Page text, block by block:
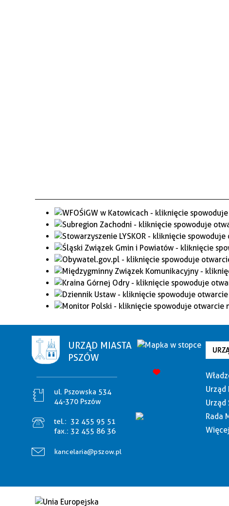
URZĄD MIASTA
PSZÓW
ul. Pszowska 534
44-370 Pszów
tel.: 32 455 95 51
fax.: 32 455 86 36
kancelaria@pszow.pl
Urząd
Urząd
Rada